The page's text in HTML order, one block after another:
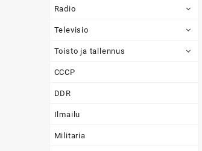
Radio
Televisio
Toisto ja tallennus
CCCP
DDR
Ilmailu
Militaria